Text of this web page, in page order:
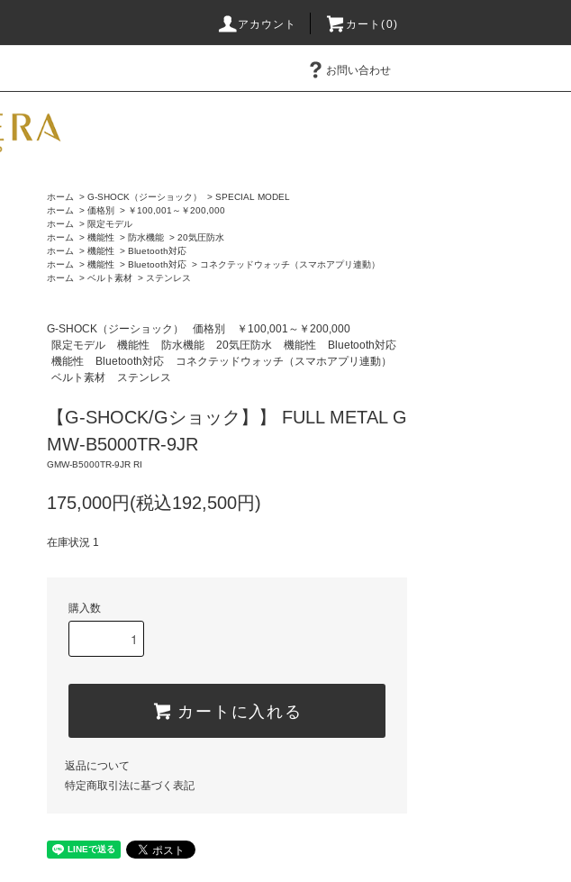
アカウント カート(0)
お問い合わせ
ホーム > G-SHOCK（ジーショック） > SPECIAL MODEL
ホーム
> 価格別 > ￥100,001～￥200,000
ホーム
> 限定モデル
ホーム
> 機能性 > 防水機能 > 20気圧防水
ホーム
> 機能性 > Bluetooth対応
ホーム
> 機能性 > Bluetooth対応 > コネクテッドウォッチ（スマホアプリ連動）
ホーム
> ベルト素材 > ステンレス
G-SHOCK（ジーショック） 価格別
￥100,001～￥200,000
限定モデル
機能性 防水機能 20気圧防水 機能性
Bluetooth対応
機能性
Bluetooth対応
コネクテッドウォッチ（スマホアプリ連動）
ベルト素材
ステンレス
【G-SHOCK/Gショック】】 FULL METAL G
MW-B5000TR-9JR
GMW-B5000TR-9JR RI
175,000円(税込192,500円)
在庫状況 1
購入数
カートに入れる
返品について
特定商取引法に基づく表記